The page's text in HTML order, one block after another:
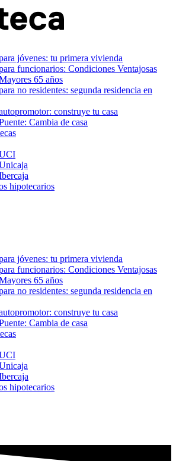
jóvenes: tu primera vivienda
funcionarios: Condiciones Ventajosas
65 años
no residentes: segunda residencia en
construye tu casa
Cambia de casa
hipotecarios
jóvenes: tu primera vivienda
funcionarios: Condiciones Ventajosas
65 años
no residentes: segunda residencia en
construye tu casa
Cambia de casa
hipotecarios